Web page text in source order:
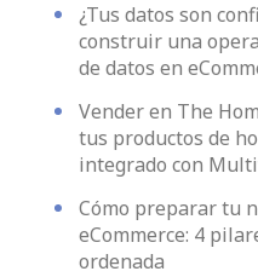
¿Tus datos son
construir una
de datos en
Vender en The
tus productos de
integrado con
Cómo preparar tu
eCommerce: 4
ordenada